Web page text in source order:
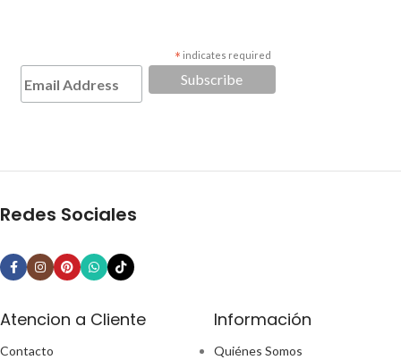
* indicates required
Redes Sociales
Atencion a Cliente
Contacto
Información
Quiénes Somos